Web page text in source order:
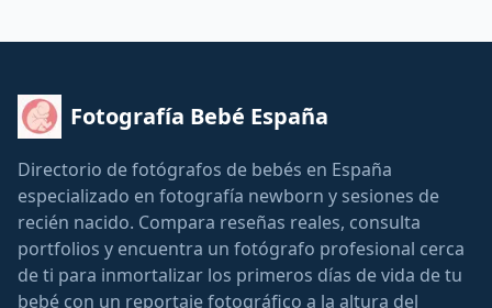
Fotografía Bebé España
Directorio de fotógrafos de bebés en España
especializado en fotografía newborn y sesiones de
recién nacido. Compara reseñas reales, consulta
portfolios y encuentra un fotógrafo profesional cerca
de ti para inmortalizar los primeros días de vida de tu
bebé con un reportaje fotográfico a la altura del